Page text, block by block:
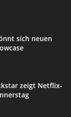
sich neuen
zeigt Netflix-